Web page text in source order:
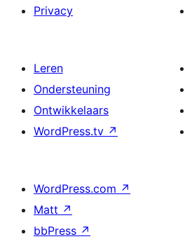
Privacy
Leren
Ondersteuning
Ontwikkelaars
WordPress.tv ↗
WordPress.com ↗
Matt ↗
bbPress ↗